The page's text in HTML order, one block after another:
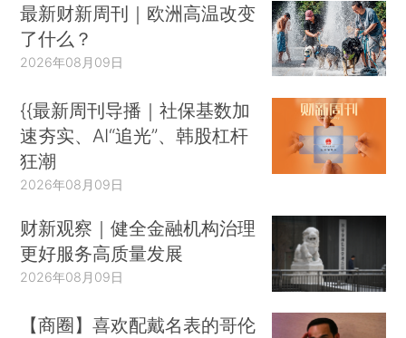
最新财新周刊｜欧洲高温改变
了什么？
2026年08月09日
{{最新周刊导播｜社保基数加
速夯实、AI“追光”、韩股杠杆
狂潮
2026年08月09日
财新观察｜健全金融机构治理
更好服务高质量发展
2026年08月09日
【商圈】喜欢配戴名表的哥伦